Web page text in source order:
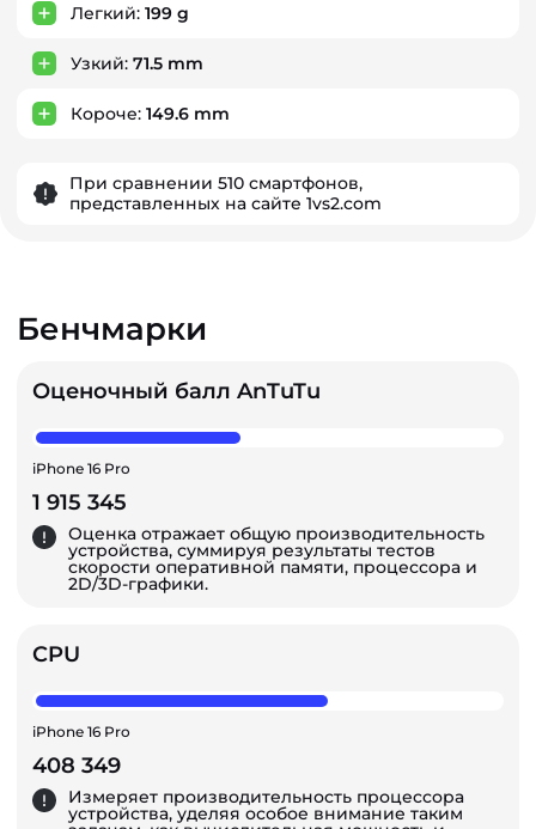
Легкий: 199 g
Узкий: 71.5 mm
Короче: 149.6 mm
При сравнении 510 смартфонов,
представленных на сайте 1vs2.com
Бенчмарки
Оценочный балл AnTuTu
iPhone 16 Pro
1 915 345
Оценка отражает общую производительность
устройства, суммируя результаты тестов
скорости оперативной памяти, процессора и
2D/3D-графики.
CPU
iPhone 16 Pro
408 349
Измеряет производительность процессора
устройства, уделяя особое внимание таким